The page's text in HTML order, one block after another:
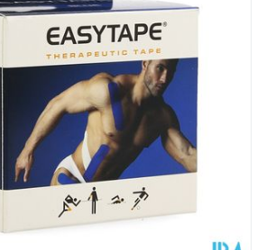
Température ambiante (15°C -